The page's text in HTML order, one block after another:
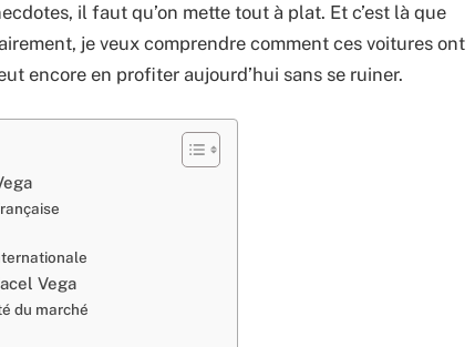
il faut qu’on mette tout à plat. Et c’est là que
je veux comprendre comment ces voitures ont
encore en profiter aujourd’hui sans se ruiner.
Vega
du marché